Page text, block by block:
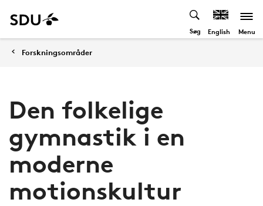
Søg English Menu
Forskningsområder
Den folkelige
gymnastik i en
moderne
motionskultur